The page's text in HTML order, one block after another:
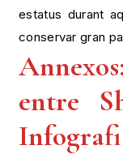
estatus durant
conservar gran
entre